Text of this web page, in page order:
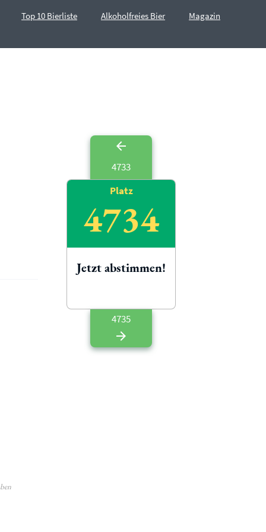
Top 10 Bierliste Alkoholfreies Bier Magazin
4733
Platz
4734
Jetzt abstimmen!
4735